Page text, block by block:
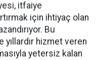
itfaiye
için ihtiyaç olan
Bu
yıllardır hizmet veren
yetersiz kalan